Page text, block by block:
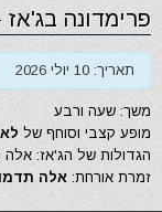
פרימדונה
תאריך: 10 יולי 2026
משך: שעה ורבע
מופע קצבי וסוחף של
הגדולות של הג'אז: אלה
זמרת אורחת: אלה